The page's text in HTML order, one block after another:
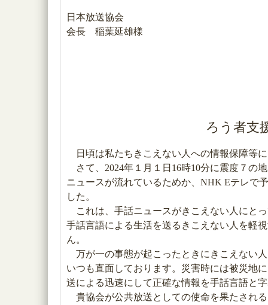
日本放送協会
会長 稲葉延雄様
ろう者支
日頃は私たちきこえない人への情報保障等
さて、2024年１月１日16時10分に震度７の
ニュースが流れているためか、NHK Eテレで
した。
これは、手話ニュースがきこえない人にと
手話言語による生活を送るきこえない人を軽
ん。
万が一の事態が起こったときにきこえない
いつも直面しております。災害時には被災地
送による迅速にして正確な情報を手話言語と
貴協会が公共放送としての使命を果たされ